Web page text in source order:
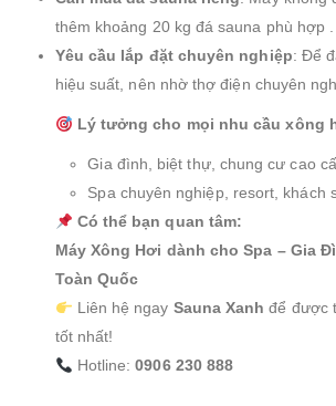
thêm khoảng 20 kg đá sauna phù hợp .
Yêu cầu lắp đặt chuyên nghiệp: Để
hiệu suất, nên nhờ thợ điện chuyên
Lý tưởng cho mọi nhu cầu xông
Gia đình, biệt thự, chung cư cao
Spa chuyên nghiệp, resort, khách
Có thể bạn quan tâm:
Máy Xông Hơi dành cho Spa – Gia
Toàn Quốc
Liên hệ ngay Sauna Xanh để được
tốt nhất!
Hotline:0906 230 888